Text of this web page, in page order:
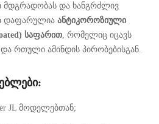
მდგრადობას და ხანგრძლივ
დაფარულია ანტიკოროზიული
საფარით , რომელიც იცავს
და რთული ამინდის პირობებისგან.
JL მოდელებთან;